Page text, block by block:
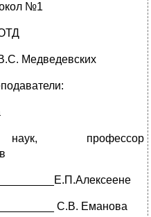
№1
Медведевских
профессор
С.В. Еманова